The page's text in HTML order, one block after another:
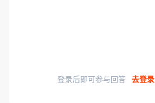
登录后即可参与回答 去登录